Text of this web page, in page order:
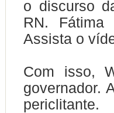
o discurso
RN. Fátima
Assista o
Com isso,
governador.
periclitante.